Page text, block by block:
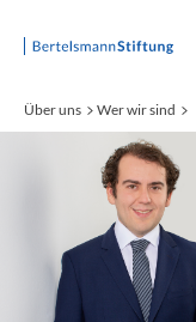
Startseite
Über uns Wer wir sind